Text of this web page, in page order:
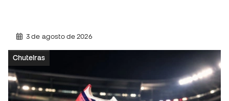
3 de agosto de 2026
Chuteiras